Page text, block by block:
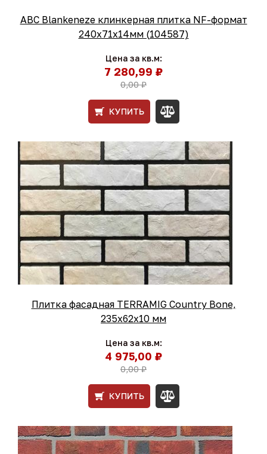
ABC Blankeneze клинкерная плитка NF-формат
240x71x14мм (104587)
Цена за кв.м:
7 280,99 ₽
0,00 ₽
КУПИТЬ
Плитка фасадная TERRAMIG Country Bone,
235х62х10 мм
Цена за кв.м:
4 975,00 ₽
0,00 ₽
КУПИТЬ